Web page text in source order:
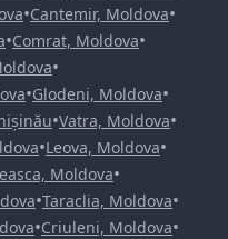
•Cantemir, Moldova•
•Comrat, Moldova•
•
•Glodeni, Moldova•
•Vatra, Moldova•
•Leova, Moldova•
Moldova•
•Taraclia, Moldova•
•Criuleni, Moldova•